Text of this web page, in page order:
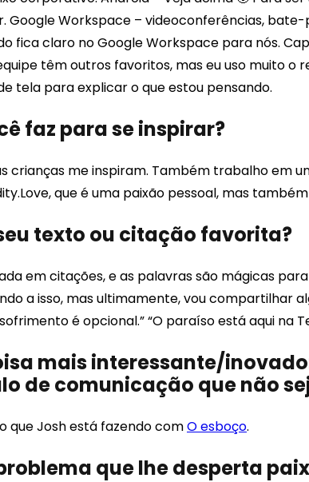
Google Workspace – videoconferências,
fica claro no Google Workspace para nós.
têm outros favoritos, mas eu uso muito o
tela para explicar o que estou pensando.
faz para se inspirar?
crianças me inspiram. Também trabalho em
que é uma paixão pessoal, mas também
texto ou citação favorita?
em citações, e as palavras são mágicas
a isso, mas ultimamente, vou compartilhar
é opcional.” “O paraíso está aqui na
mais interessante/
de comunicação que não
que Josh está fazendo comO esboço.
que lhe desperta